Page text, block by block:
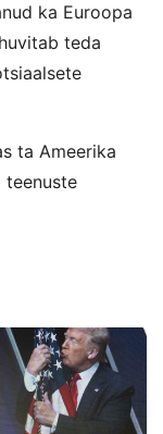
ka Euroopa
teda
ta Ameerika
teenuste